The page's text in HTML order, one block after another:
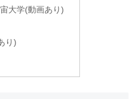
大学(動画あり)
り)